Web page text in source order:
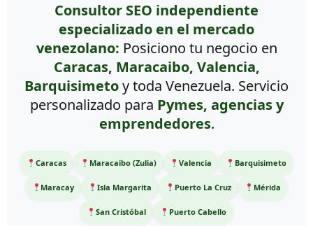
Consultor SEO independiente
especializado en el mercado
venezolano: Posiciono tu negocio en
Caracas, Maracaibo, Valencia,
Barquisimetoy toda Venezuela. Servicio
personalizado para Pymes, agencias y
emprendedores.
Caracas Maracaibo (Zulia) Valencia Barquisimeto
Maracay Isla Margarita Puerto La Cruz Mérida
San Cristóbal Puerto Cabello